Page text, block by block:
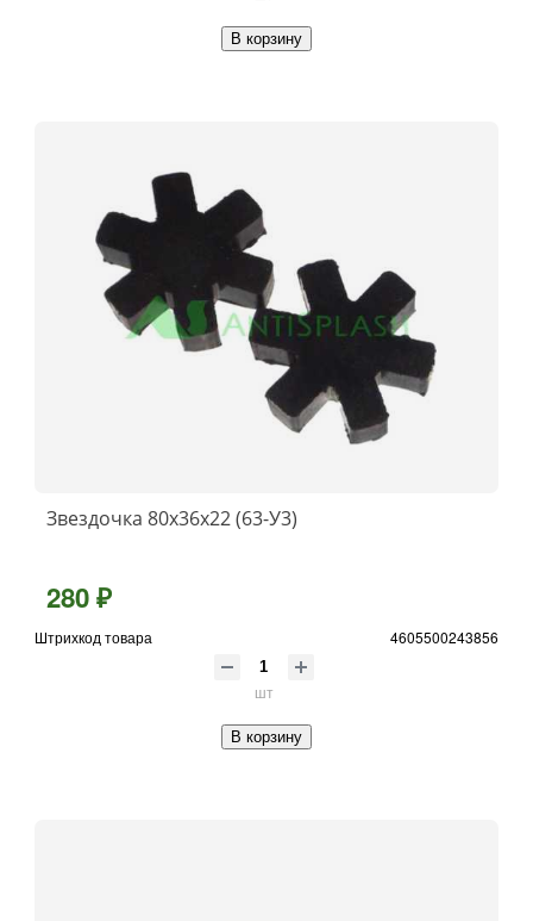
В корзину
Звездочка 80х36х22 (63-У3)
280 ₽
Штрихкод товара 4605500243856
шт
В корзину